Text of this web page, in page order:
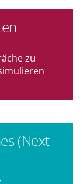
zu
(Next